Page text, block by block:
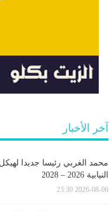
آخر الأخبار
محمد الغربي رئيسا جديدا
النيابية 2026 – 2028
2026-08-06 23:30